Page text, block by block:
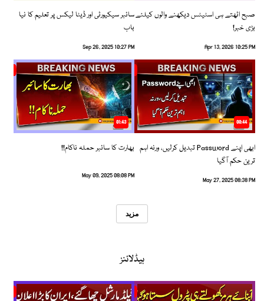
صبح اٹھتے ہی اسٹیٹس دیکھنے والوں کیلئے
بڑی خبر!
Apr 13, 2026 10:25 PM
سائبر سیکیورٹی اور ڈیٹا لیکس پر تعلیم کا نیا
باب
Sep 26, 2025 10:27 PM
00:44
ابھی اپنے Password تبدیل کرلیں، ورنہ اہم
ترین حکم آگیا
May 27, 2025 08:38 PM
01:43
بھارت کا سائبر حملہ ناکام!!
May 09, 2025 08:08 PM
مزید
ہیڈلائنز